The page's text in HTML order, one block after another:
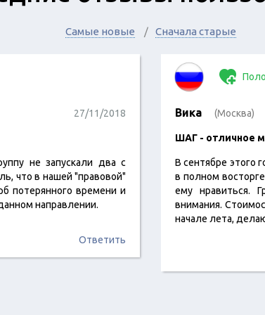
Самые новые Сначала старые
27/11/2018
не запускали два с
что в нашей "правовой"
потерянного времени и
направлении.
Ответить
Вика (Москва)
ШАГ - отличное
В сентябре этого
в полном
ему нравиться.
внимания.
начале лета,